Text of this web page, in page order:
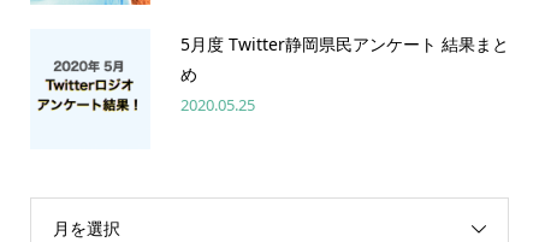
5月度 Twitter静岡県民アンケート 結果まと
め
2020.05.25
月を選択